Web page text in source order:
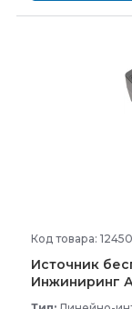
Код товара:
Источник
Инжиниринг